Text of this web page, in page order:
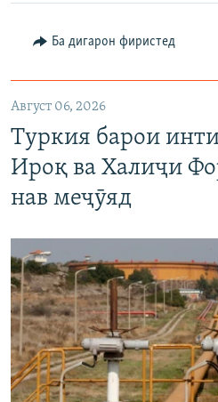
Ба дигарон фиристед
Август 06, 2026
Туркия барои
Ироқ ва Халиҷи
нав меҷӯяд